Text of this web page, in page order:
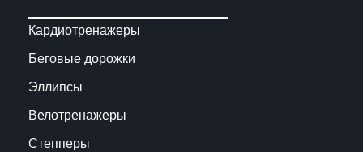
Кардиотренажеры
Беговые дорожки
Эллипсы
Велотренажеры
Степперы